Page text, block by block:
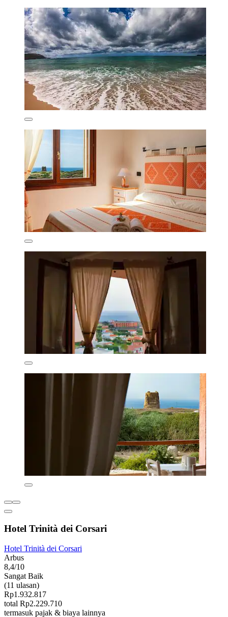
Hotel Trinità dei Corsari
Hotel Trinità dei Corsari
Arbus
8,4/10
Sangat Baik
(11 ulasan)
Rp1.932.817
total Rp2.229.710
termasuk pajak & biaya lainnya